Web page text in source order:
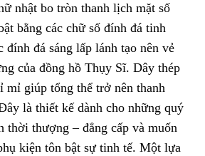
nhật bo tròn thanh lịch mặt số
bằng các chữ số đính đá tinh
đá sáng lấp lánh tạo nên vẻ
của đồng hồ Thụy Sĩ. Dây thép
mỉ giúp tổng thể trở nên thanh
là thiết kế dành cho những quý
thời thượng – đẳng cấp và muốn
kiện tôn bật sự tinh tế. Một lựa